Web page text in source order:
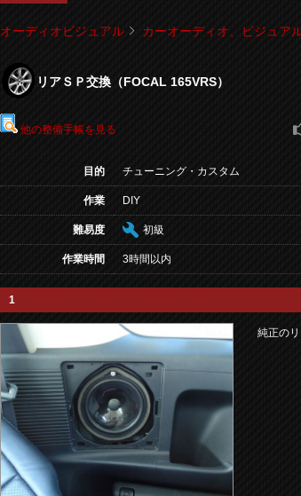
オーディオビジュアル カーオーディオ、ビジュア
リアＳＰ交換（FOCAL 165VRS）
他の整備手帳を見る
目的 チューニング・カスタム
作業 DIY
難易度 初級
作業時間 3時間以内
1
純正の